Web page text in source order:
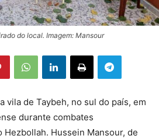
do local. Imagem: Mansour
vila de Taybeh, no sul do país, em
durante combates
Hussein Mansour, de